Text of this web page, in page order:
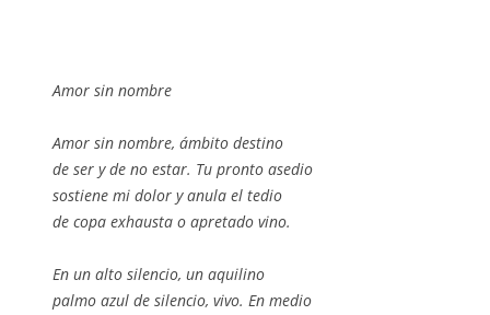
Amor sin nombre
Amor sin nombre, ámbito destino
de ser y de no estar. Tu pronto asedio
sostiene mi dolor y anula el tedio
de copa exhausta o apretado vino.
En un alto silencio, un aquilino
palmo azul de silencio, vivo. En medio